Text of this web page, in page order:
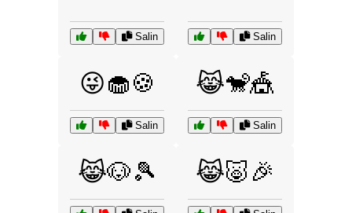
Salin Salin
😜🧁🍪
Salin
😹🐒🎪
Salin
😹🐶🎾 😹🐷🎉